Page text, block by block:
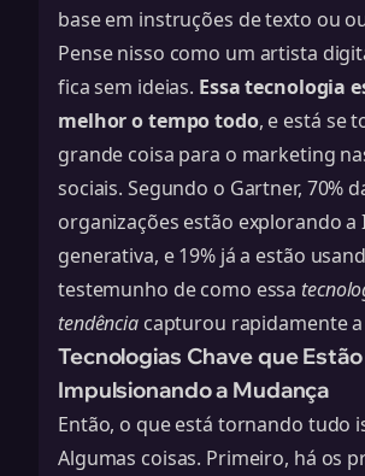
base em instruções de texto ou
Pense nisso como um artista
fica sem ideias. Essa tecnologia
melhor o tempo todo, e está se
grande coisa para o marketing
sociais. Segundo o Gartner, 70%
organizações estão explorando a
generativa, e 19% já a estão
testemunho de como essa
tendênciacapturou rapidamente a
Tecnologias Chave que Estão
Impulsionando a Mudança
Então, o que está tornando tudo
Algumas coisas. Primeiro, há os